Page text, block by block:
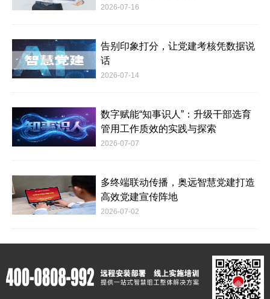
2026-07-16
告别印象打分，让党建考核凭数据说
话
2026-07-14
数字赋能“知事识人”：升级干部选育
管用工作质效的实践与探索
2026-07-07
多终端联动传播，奥远智慧党建打造
高效党建宣传阵地
2026-07-02